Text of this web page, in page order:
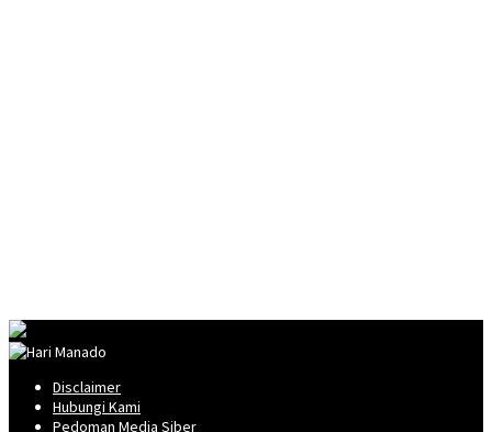
Disclaimer
Hubungi Kami
Pedoman Media Siber